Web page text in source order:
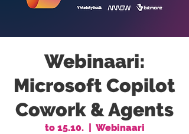
Webinaari:
Microsoft Copilot
Cowork & Agents
to 15.10.
  |
Webinaari